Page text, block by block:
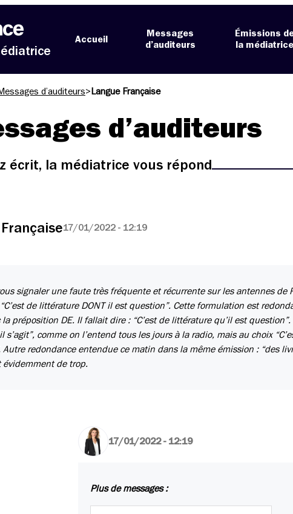
Accueil
Messages
d’auditeurs
Émissions
la médiatrice
d’auditeurs> Langue Française
d’auditeurs
écrit, la médiatrice vous répond
17/01/2022 - 12:19
signaler une faute très fréquente et récurrente sur les antennes de
de littérature DONT il est question”. Cette formulation est
préposition DE. Il fallait dire : “C’est de littérature qu’il est
s’agit”, comme on l’entend tous les jours à la radio, mais au choix
Autre redondance entendue ce matin dans la même émission : “des
évidemment de trop.
17/01/2022 - 12:19
Plus de messages :